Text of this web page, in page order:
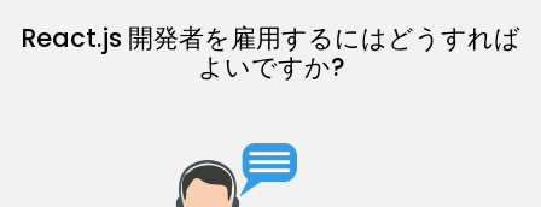
React.js 開発者を雇用するにはどうすれば
よいですか?